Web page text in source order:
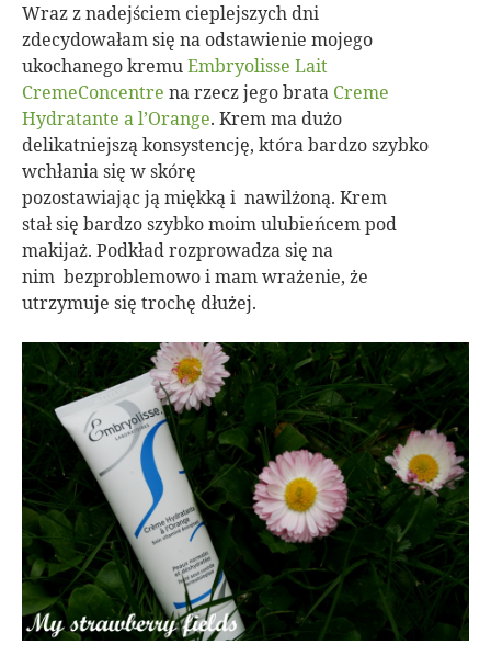
Wraz z nadejściem cieplejszych dni
zdecydowałam się na odstawienie mojego
ukochanego kremuEmbryolisse Lait
CremeConcentre na rzecz jego brata Creme
Hydratante a l’Orange. Krem ma dużo
delikatniejszą konsystencję, która bardzo szybko
wchłania się w skórę
pozostawiając ją miękką i nawilżoną. Krem
stał się bardzo szybko moim ulubieńcem pod
makijaż. Podkład rozprowadza się na
nim bezproblemowo i mam wrażenie, że
utrzymuje się trochę dłużej.